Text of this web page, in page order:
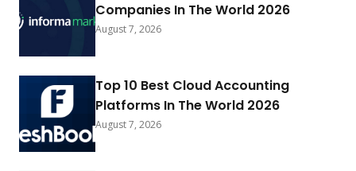
Companies In The World 2026
August 7, 2026
Top 10 Best Cloud Accounting
Platforms In The World 2026
August 7, 2026